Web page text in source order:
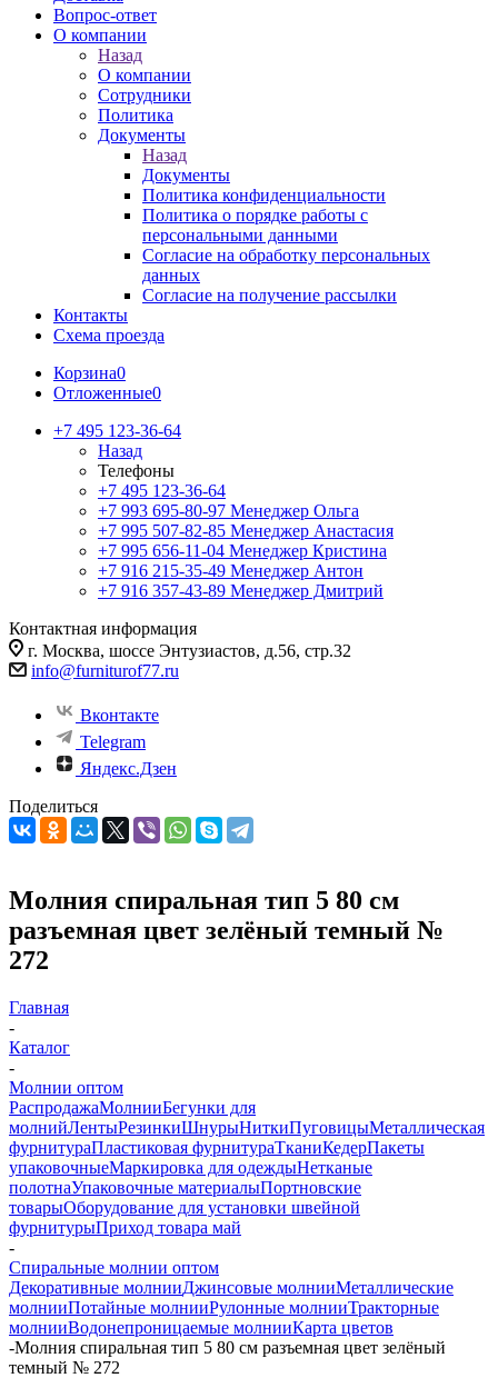
Вопрос-ответ
О компании
Назад
О компании
Сотрудники
Политика
Документы
Назад
Документы
Политика конфиденциальности
Политика о порядке работы с
персональными данными
Согласие на обработку персональных
данных
Согласие на получение рассылки
Контакты
Схема проезда
Корзина0
Отложенные0
+7 495 123-36-64
Назад
Телефоны
+7 495 123-36-64
+7 993 695-80-97 Менеджер Ольга
+7 995 507-82-85 Менеджер Анастасия
+7 995 656-11-04 Менеджер Кристина
+7 916 215-35-49 Менеджер Антон
+7 916 357-43-89 Менеджер Дмитрий
Контактная информация
г. Москва, шоссе Энтузиастов, д.56, стр.32
info@furniturof77.ru
Вконтакте
Telegram
Яндекс.Дзен
Поделиться
Молния спиральная тип 5 80 см
разъемная цвет зелёный темный №
272
Главная
-
Каталог
-
Молнии оптом
РаспродажаМолнииБегунки для
молнийЛентыРезинкиШнурыНиткиПуговицыМеталлическая
фурнитураПластиковая фурнитураТканиКедерПакеты
упаковочныеМаркировка для одеждыНетканые
полотнаУпаковочные материалыПортновские
товарыОборудование для установки швейной
фурнитурыПриход товара май
-
Спиральные молнии оптом
Декоративные молнииДжинсовые молнииМеталлические
молнииПотайные молнииРулонные молнииТракторные
молнииВодонепроницаемые молнииКарта цветов
-Молния спиральная тип 5 80 см разъемная цвет зелёный
темный № 272